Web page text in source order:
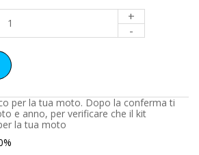
+
-
per la tua moto. Dopo la conferma ti
e anno, per verificare che il kit
la tua moto